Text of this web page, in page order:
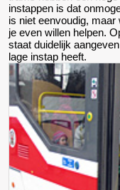
instappen is dat
is niet eenvoudig,
je even willen helpen.
staat duidelijk
lage instap heeft.